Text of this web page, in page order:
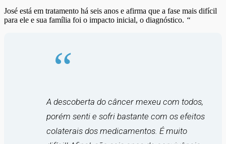
José está em tratamento há seis anos e afirma que a fase mais difícil
para ele e sua família foi o impacto inicial, o diagnóstico. “
A descoberta do câncer mexeu com todos,
porém senti e sofri bastante com os efeitos
colaterais dos medicamentos. É muito